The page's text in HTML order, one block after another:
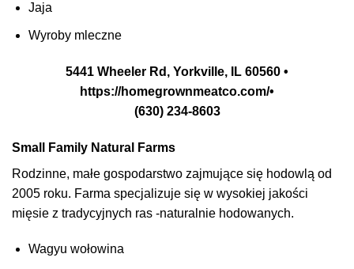
Jaja
Wyroby mleczne
5441 Wheeler Rd, Yorkville, IL 60560 •
https://homegrownmeatco.com/•
(630) 234-8603
Small Family Natural Farms
Rodzinne, małe gospodarstwo zajmujące się hodowlą od
2005 roku. Farma specjalizuje się w wysokiej jakości
mięsie z tradycyjnych ras -naturalnie hodowanych.
Wagyu wołowina